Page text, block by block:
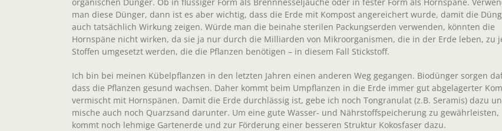
man diese Dünger, dann ist es aber wichtig, dass die Erde mit Kompost angereichert wurde, damit die
auch tatsächlich Wirkung zeigen. Würde man die beinahe sterilen Packungserden verwenden, könnten die
Hornspäne nicht wirken, da sie ja nur durch die Milliarden von Mikroorganismen, die in der Erde leben, zu
Stoffen umgesetzt werden, die die Pflanzen benötigen – in diesem Fall Stickstoff.
Ich bin bei meinen Kübelpflanzen in den letzten Jahren einen anderen Weg gegangen. Biodünger sorgen
dass die Pflanzen gesund wachsen. Daher kommt beim Umpflanzen in die Erde immer gut abgelagerter
vermischt mit Hornspänen. Damit die Erde durchlässig ist, gebe ich noch Tongranulat (z.B. Seramis) dazu
mische auch noch Quarzsand darunter. Um eine gute Wasser- und Nährstoffspeicherung zu gewährleisten,
kommt noch lehmige Gartenerde und zur Förderung einer besseren Struktur Kokosfaser dazu.